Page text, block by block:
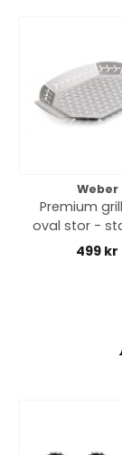
Weber
Premium
oval stor -
steel
499 kr